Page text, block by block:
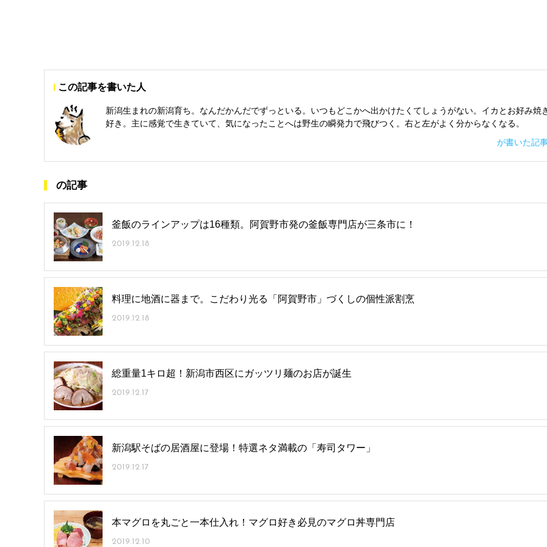
この記事を書いた人
新潟生まれの新潟育ち。なんだかんだでずっといる。いつもどこかへ出かけたくてしょうがない。イカとお好み焼
好き。主に感覚で生きていて、気になったことへは野生の瞬発力で飛びつく。右と左がよく分からなくなる。
が書いた記
の記事
釜飯のラインアップは16種類。阿賀野市発の釜飯専門店が三条市に！
2019.12.18
料理に地酒に器まで。こだわり光る「阿賀野市」づくしの個性派割烹
2019.12.18
総重量1キロ超！新潟市西区にガッツリ麺のお店が誕生
2019.12.17
新潟駅そばの居酒屋に登場！特選ネタ満載の「寿司タワー」
2019.12.17
本マグロを丸ごと一本仕入れ！マグロ好き必見のマグロ丼専門店
2019.12.10